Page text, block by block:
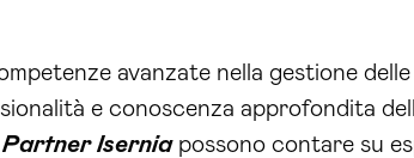
avanzate nella gestione delle
e conoscenza approfondita
Iserniapossono contare su